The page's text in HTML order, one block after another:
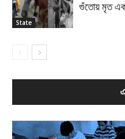
State
গুঁতোয় মৃত